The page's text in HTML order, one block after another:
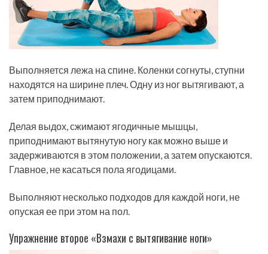
Выполняется лежа на спине. Коленки согнуты, ступни
находятся на ширине плеч. Одну из ног вытягивают, а
затем приподнимают.
Делая выдох, сжимают ягодичные мышцы,
приподнимают вытянутую ногу как можно выше и
задерживаются в этом положении, а затем опускаются.
Главное, не касаться пола ягодицами.
Выполняют несколько подходов для каждой ноги, не
опуская ее при этом на пол.
Упражнение второе «Взмахи с вытягивание ноги»